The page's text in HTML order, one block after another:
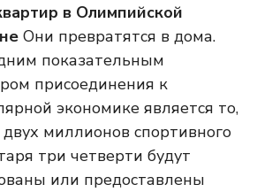
в Олимпийской
Они превратятся в дома.
показательным
присоединения к
экономике является то,
двух миллионов спортивного
три четверти будут
или предоставлены